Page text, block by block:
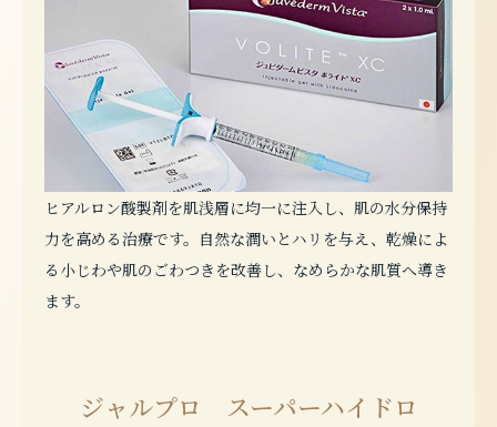
ヒアルロン酸製剤を肌浅層に均一に注入し、肌の水分保持
力を高める治療です。自然な潤いとハリを与え、乾燥によ
る小じわや肌のごわつきを改善し、なめらかな肌質へ導き
ます。
ジャルプロ スーパーハイドロ